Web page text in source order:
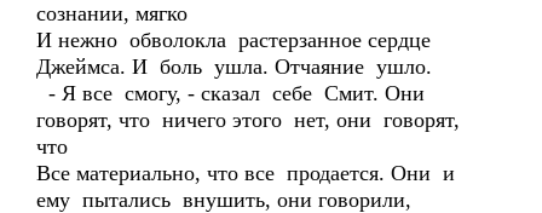
сознании, мягко
И нежно обволокла растерзанное сердце
Джеймса. И боль ушла. Отчаяние ушло.
- Я все смогу, - сказал себе Смит. Они
говорят, что ничего этого нет, они говорят,
что
Все материально, что все продается. Они и
ему пытались внушить, они говорили,